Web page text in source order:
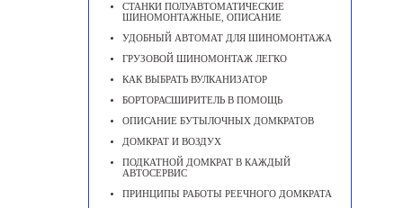
СТАНКИ ПОЛУАВТОМАТИЧЕСКИЕ
ШИНОМОНТАЖНЫЕ, ОПИСАНИЕ
УДОБНЫЙ АВТОМАТ ДЛЯ ШИНОМОНТАЖА
ГРУЗОВОЙ ШИНОМОНТАЖ ЛЕГКО
КАК ВЫБРАТЬ ВУЛКАНИЗАТОР
БОРТОРАСШИРИТЕЛЬ В ПОМОЩЬ
ОПИСАНИЕ БУТЫЛОЧНЫХ ДОМКРАТОВ
ДОМКРАТ И ВОЗДУХ
ПОДКАТНОЙ ДОМКРАТ В КАЖДЫЙ
АВТОСЕРВИС
ПРИНЦИПЫ РАБОТЫ РЕЕЧНОГО ДОМКРАТА